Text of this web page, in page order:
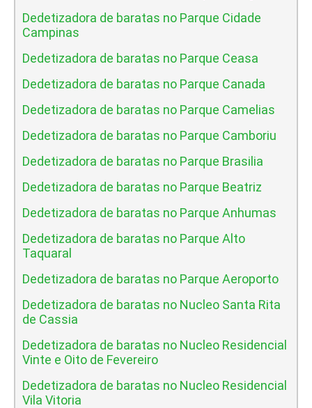
Dedetizadora de baratas no Parque Cidade
Campinas
Dedetizadora de baratas no Parque Ceasa
Dedetizadora de baratas no Parque Canada
Dedetizadora de baratas no Parque Camelias
Dedetizadora de baratas no Parque Camboriu
Dedetizadora de baratas no Parque Brasilia
Dedetizadora de baratas no Parque Beatriz
Dedetizadora de baratas no Parque Anhumas
Dedetizadora de baratas no Parque Alto
Taquaral
Dedetizadora de baratas no Parque Aeroporto
Dedetizadora de baratas no Nucleo Santa Rita
de Cassia
Dedetizadora de baratas no Nucleo Residencial
Vinte e Oito de Fevereiro
Dedetizadora de baratas no Nucleo Residencial
Vila Vitoria